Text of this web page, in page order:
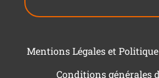
Mentions Légales et
Conditions générales